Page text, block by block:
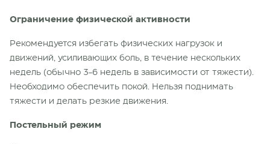
Ограничение физической активности
Рекомендуется избегать физических нагрузок и
движений, усиливающих боль, в течение нескольких
недель (обычно 3-6 недель в зависимости от тяжести).
Необходимо обеспечить покой. Нельзя поднимать
тяжести и делать резкие движения.
Постельный режим